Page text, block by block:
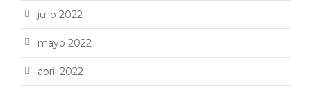
julio 2022
mayo 2022
abril 2022